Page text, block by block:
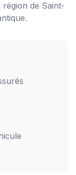
région de Saint-